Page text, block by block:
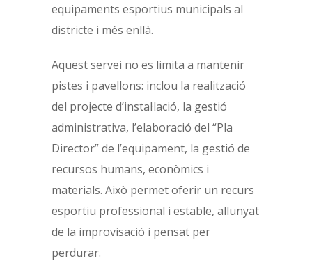
equipaments esportius municipals al
districte i més enllà.
Aquest servei no es limita a mantenir
pistes i pavellons: inclou la realització
del projecte d’instal·lació, la gestió
administrativa, l’elaboració del “Pla
Director” de l’equipament, la gestió de
recursos humans, econòmics i
materials. Això permet oferir un recurs
esportiu professional i estable, allunyat
de la improvisació i pensat per
perdurar.